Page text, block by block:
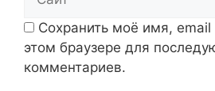
Сохранить моё имя, email
этом браузере для
комментариев.